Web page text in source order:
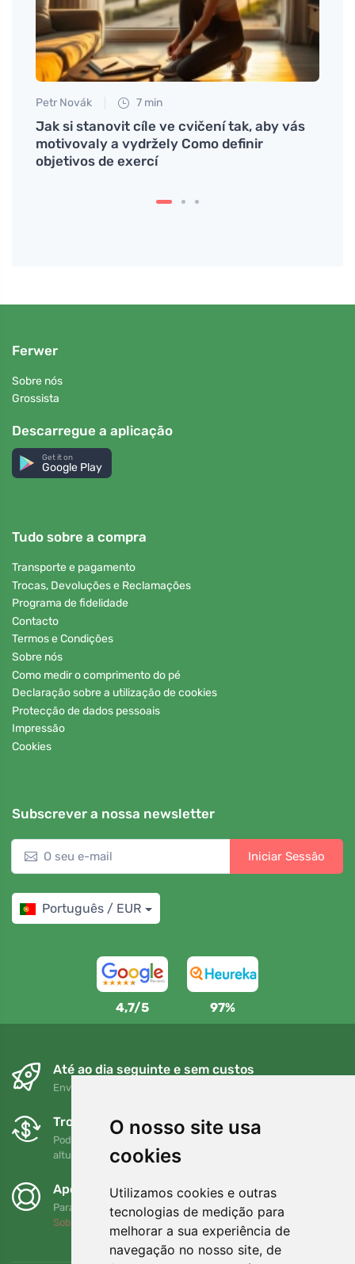
O nosso site usa
cookies
Utilizamos cookies e outras
tecnologias de medição para
melhorar a sua experiência de
navegação no nosso site, de
Petr Novák 7 min
Jak si stanovit cíle ve cvičení tak, aby vás
motivovaly a vydržely Como definir
objetivos de exercí
Ferwer
Sobre nós
Grossista
Descarregue a aplicação
Get it on
Google Play
Tudo sobre a compra
Transporte e pagamento
Trocas, Devoluções e Reclamações
Programa de fidelidade
Contacto
Termos e Condições
Sobre nós
Como medir o comprimento do pé
Declaração sobre a utilização de cookies
Protecção de dados pessoais
Impressão
Cookies
Subscrever a nossa newsletter
Iniciar Sessão
Português / EUR
4,7/5 97%
Até ao dia seguinte e sem custos
Envio gratuito para encomendas superiores a 80 EUR
Trocas e devoluções gratuitas
Pode devolver ou trocar a sua encomenda em qualquer
altura no prazo de 90 dias
Apoiamos a Trees.org
Para cada encomenda plantamos uma árvore! Leia mais
Sobre nós